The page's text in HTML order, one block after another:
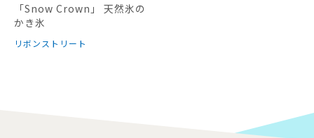
「Snow Crown」 天然氷の
かき氷
リボンストリート